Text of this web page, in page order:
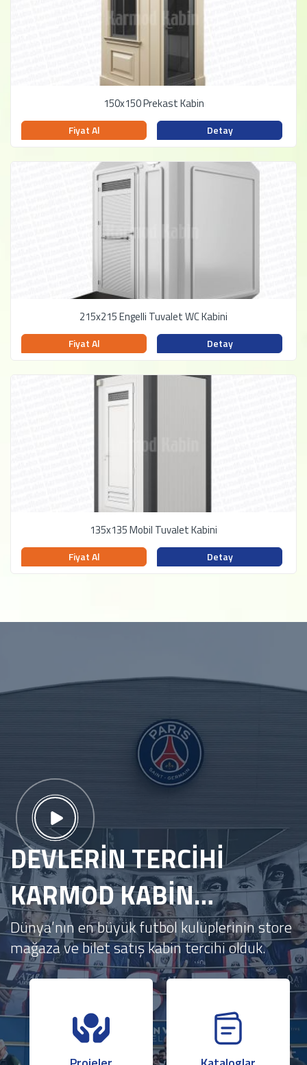
150x150 Prekast Kabin
Fiyat Al Detay
215x215 Engelli Tuvalet WC Kabini
Fiyat Al Detay
135x135 Mobil Tuvalet Kabini
Fiyat Al Detay
DEVLERİN TERCİHİ
KARMOD KABİN…
Dünya’nın en büyük futbol kulüplerinin store
mağaza ve bilet satış kabin tercihi olduk.